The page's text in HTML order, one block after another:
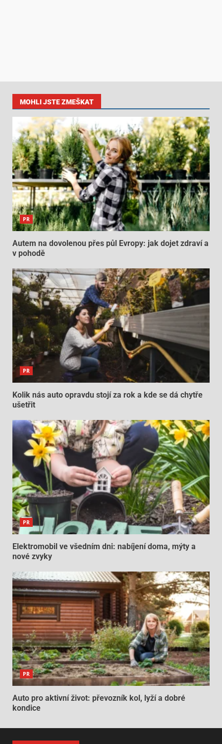
MOHLI JSTE ZMEŠKAT
PR
Autem na dovolenou přes půl Evropy: jak dojet zdraví a
v pohodě
PR
Kolik nás auto opravdu stojí za rok a kde se dá chytře
ušetřit
PR
Elektromobil ve všedním dni: nabíjení doma, mýty a
nové zvyky
PR
Auto pro aktivní život: převozník kol, lyží a dobré
kondice